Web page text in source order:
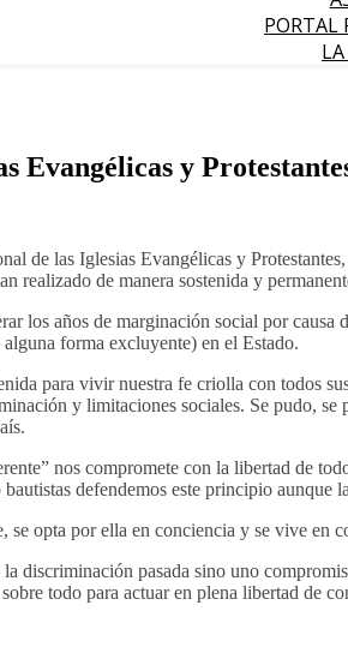
PORTAL
Evangélicas y
de las Iglesias Evangélicas y
realizado de manera sostenida y
los años de marginación social por
forma excluyente) en el Estado.
para vivir nuestra fe criolla con todos
y limitaciones sociales. Se pudo, se
nos compromete con la libertad de
defendemos este principio aunque
se opta por ella en conciencia y se vive en
discriminación pasada sino uno
todo para actuar en plena libertad de